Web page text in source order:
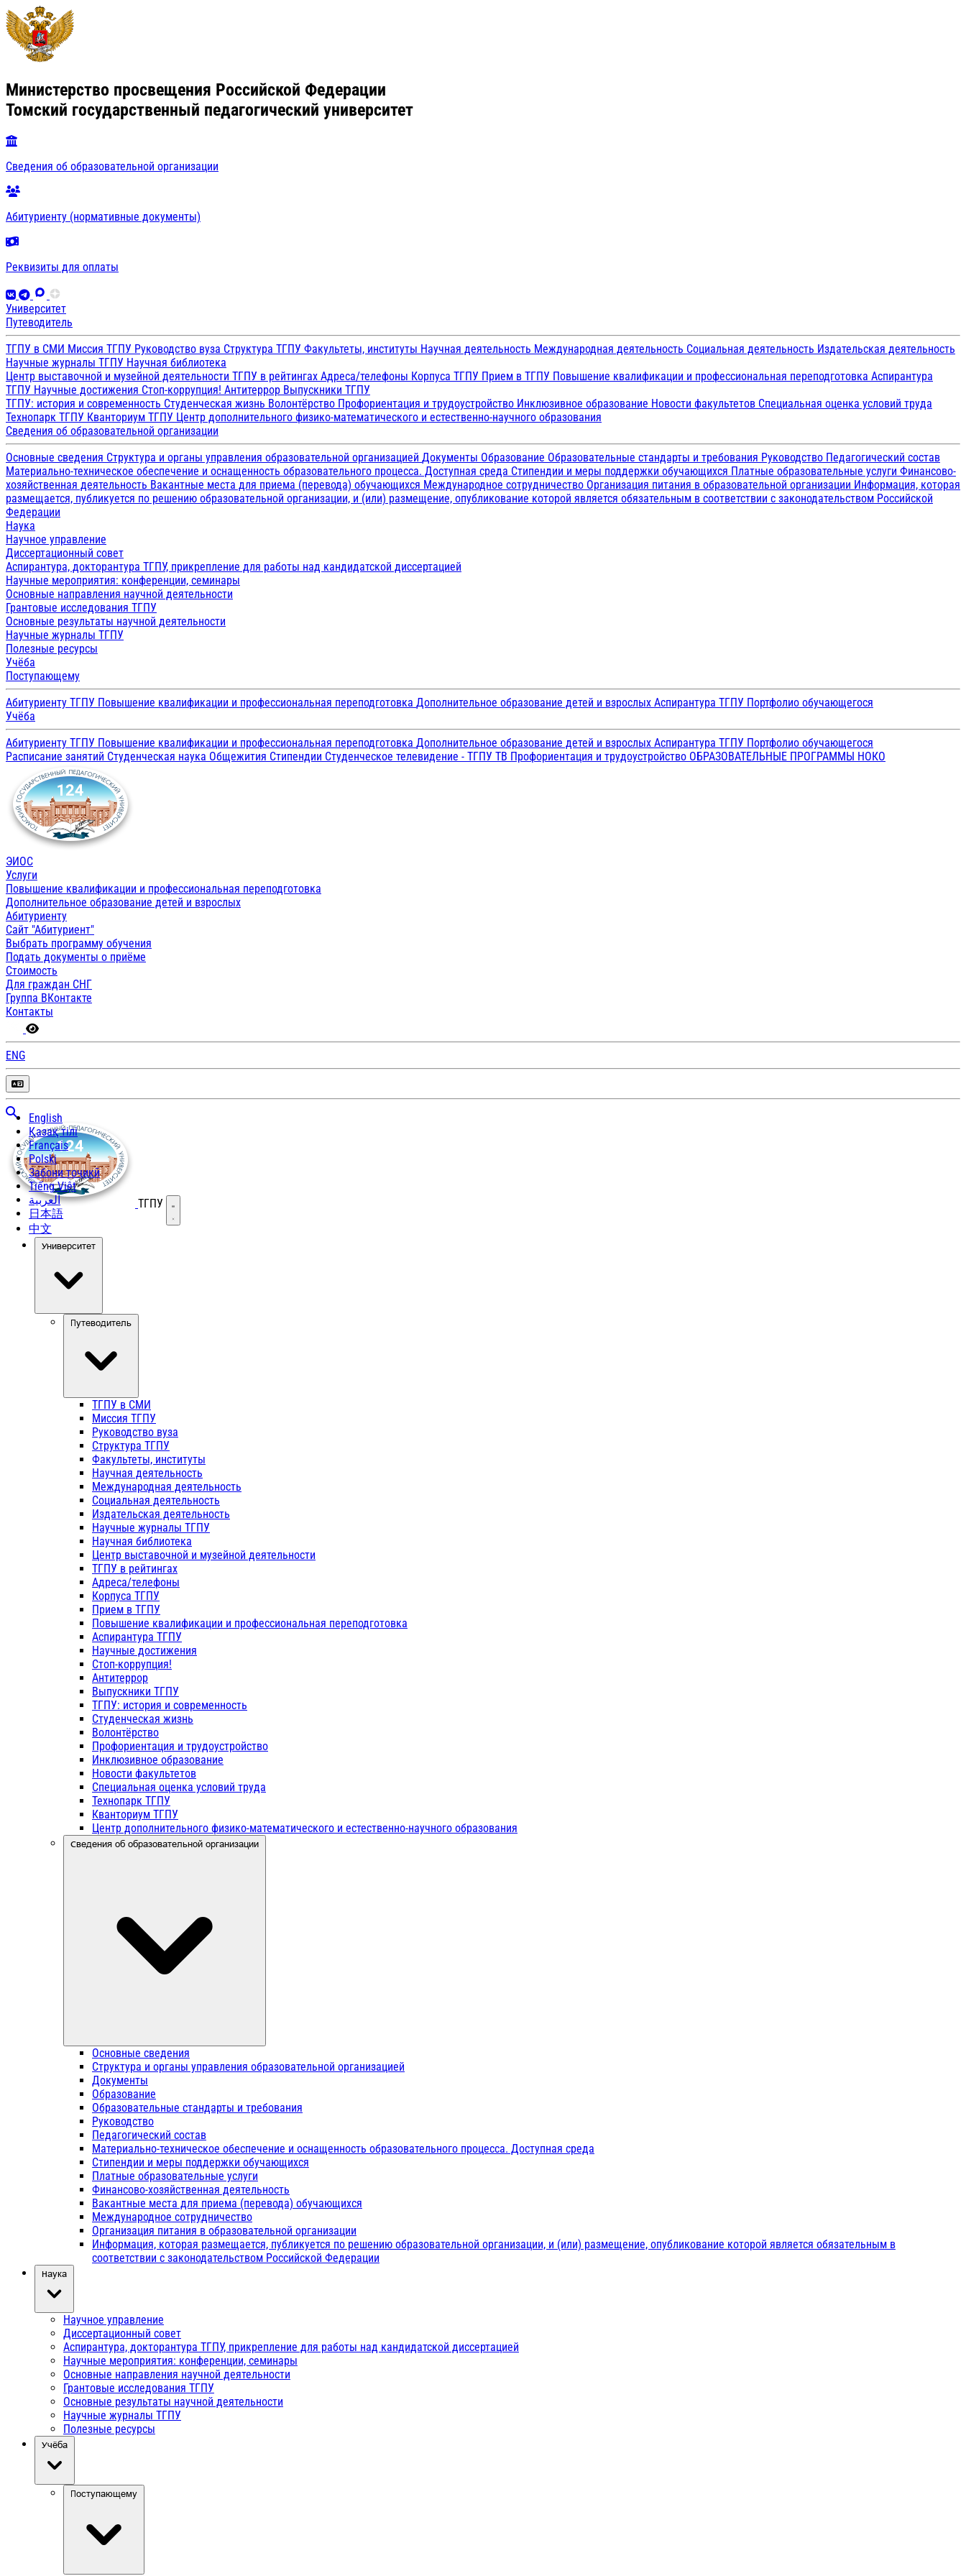
Министерство просвещения Российской Федерации
Томский государственный педагогический университет
Сведения об образовательной организации
Абитуриенту (нормативные документы)
Реквизиты для оплаты
Университет
Путеводитель
ТГПУ в СМИ Миссия ТГПУ Руководство вуза Структура ТГПУ Факультеты, институты Научная деятельность Международная деятельность Социальная деятельность Издательская деятельность
Научные журналы ТГПУ Научная библиотека
Центр выставочной и музейной деятельности ТГПУ в рейтингах Адреса/телефоны Корпуса ТГПУ Прием в ТГПУ Повышение квалификации и профессиональная переподготовка Аспирантура
ТГПУ Научные достижения Стоп-коррупция! Антитеррор Выпускники ТГПУ
ТГПУ: история и современность Студенческая жизнь Волонтёрство Профориентация и трудоустройство Инклюзивное образование Новости факультетов Специальная оценка условий труда
Технопарк ТГПУ Кванториум ТГПУ Центр дополнительного физико-математического и естественно-научного образования
Сведения об образовательной организации
Основные сведения Структура и органы управления образовательной организацией Документы Образование Образовательные стандарты и требования Руководство Педагогический состав
Материально-техническое обеспечение и оснащенность образовательного процесса. Доступная среда Стипендии и меры поддержки обучающихся Платные образовательные услуги Финансово-
хозяйственная деятельность Вакантные места для приема (перевода) обучающихся Международное сотрудничество Организация питания в образовательной организации Информация, которая
размещается, публикуется по решению образовательной организации, и (или) размещение, опубликование которой является обязательным в соответствии с законодательством Российской
Федерации
Наука
Научное управление
Диссертационный совет
Аспирантура, докторантура ТГПУ, прикрепление для работы над кандидатской диссертацией
Научные мероприятия: конференции, семинары
Основные направления научной деятельности
Грантовые исследования ТГПУ
Основные результаты научной деятельности
Научные журналы ТГПУ
Полезные ресурсы
Учёба
Поступающему
Абитуриенту ТГПУ Повышение квалификации и профессиональная переподготовка Дополнительное образование детей и взрослых Аспирантура ТГПУ Портфолио обучающегося
Учёба
Абитуриенту ТГПУ Повышение квалификации и профессиональная переподготовка Дополнительное образование детей и взрослых Аспирантура ТГПУ Портфолио обучающегося
Расписание занятий Студенческая наука Общежития Стипендии Студенческое телевидение - ТГПУ ТВ Профориентация и трудоустройство ОБРАЗОВАТЕЛЬНЫЕ ПРОГРАММЫ НОКО
ЭИОС
Услуги
Повышение квалификации и профессиональная переподготовка
Дополнительное образование детей и взрослых
Абитуриенту
Сайт "Абитуриент"
Выбрать программу обучения
Подать документы о приёме
Стоимость
Для граждан СНГ
Группа ВКонтакте
Контакты
ENG
English
Қазақ тілі
Français
Polski
Забони тоҷикӣ
Tiếng Việt
العربية
日本語
中文
ТГПУ Открыть меню
Университет
Путеводитель
ТГПУ в СМИ
Миссия ТГПУ
Руководство вуза
Структура ТГПУ
Факультеты, институты
Научная деятельность
Международная деятельность
Социальная деятельность
Издательская деятельность
Научные журналы ТГПУ
Научная библиотека
Центр выставочной и музейной деятельности
ТГПУ в рейтингах
Адреса/телефоны
Корпуса ТГПУ
Прием в ТГПУ
Повышение квалификации и профессиональная переподготовка
Аспирантура ТГПУ
Научные достижения
Стоп-коррупция!
Антитеррор
Выпускники ТГПУ
ТГПУ: история и современность
Студенческая жизнь
Волонтёрство
Профориентация и трудоустройство
Инклюзивное образование
Новости факультетов
Специальная оценка условий труда
Технопарк ТГПУ
Кванториум ТГПУ
Центр дополнительного физико-математического и естественно-научного образования
Сведения об образовательной организации
Основные сведения
Структура и органы управления образовательной организацией
Документы
Образование
Образовательные стандарты и требования
Руководство
Педагогический состав
Материально-техническое обеспечение и оснащенность образовательного процесса. Доступная среда
Стипендии и меры поддержки обучающихся
Платные образовательные услуги
Финансово-хозяйственная деятельность
Вакантные места для приема (перевода) обучающихся
Международное сотрудничество
Организация питания в образовательной организации
Информация, которая размещается, публикуется по решению образовательной организации, и (или) размещение, опубликование которой является обязательным в
соответствии с законодательством Российской Федерации
Наука
Научное управление
Диссертационный совет
Аспирантура, докторантура ТГПУ, прикрепление для работы над кандидатской диссертацией
Научные мероприятия: конференции, семинары
Основные направления научной деятельности
Грантовые исследования ТГПУ
Основные результаты научной деятельности
Научные журналы ТГПУ
Полезные ресурсы
Учёба
Поступающему